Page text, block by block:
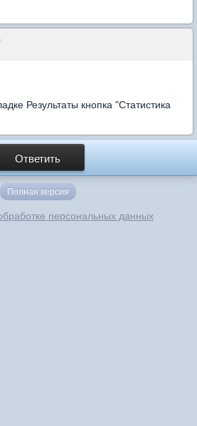
Результаты кнопка "Статистика
Ответить
Полная версия
персональных данных